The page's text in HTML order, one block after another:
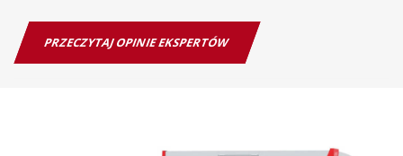
PRZECZYTAJ OPINIE EKSPERTÓW